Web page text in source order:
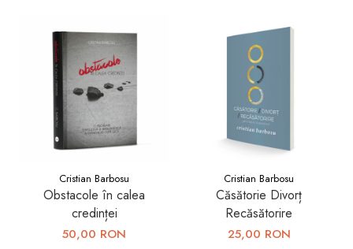
Cristian Barbosu
Obstacole în calea
credinței
50,00 RON
Cristian Barbosu
Căsătorie Divorț
Recăsătorire
25,00 RON